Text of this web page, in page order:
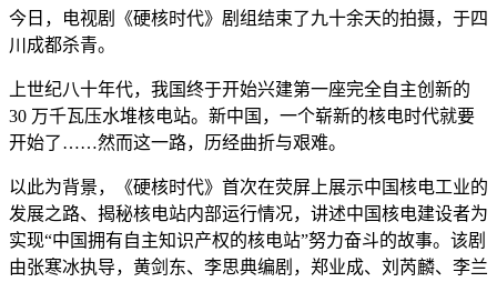
今日，电视剧《硬核时代》剧组结束了九十余天的拍摄，于四
川成都杀青。
上世纪八十年代，我国终于开始兴建第一座完全自主创新的
30 万千瓦压水堆核电站。新中国，一个崭新的核电时代就要
开始了……然而这一路，历经曲折与艰难。
以此为背景，《硬核时代》首次在荧屏上展示中国核电工业的
发展之路、揭秘核电站内部运行情况，讲述中国核电建设者为
实现“中国拥有自主知识产权的核电站”努力奋斗的故事。该剧
由张寒冰执导，黄剑东、李思典编剧，郑业成、刘芮麟、李兰